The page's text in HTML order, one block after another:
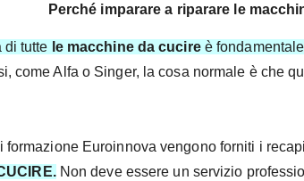
Perché imparare a riparare le
di tutte le macchine da cucireè
come Alfa o Singer, la cosa normale è che
formazione Euroinnova vengono forniti i
Non deve essere un servizio